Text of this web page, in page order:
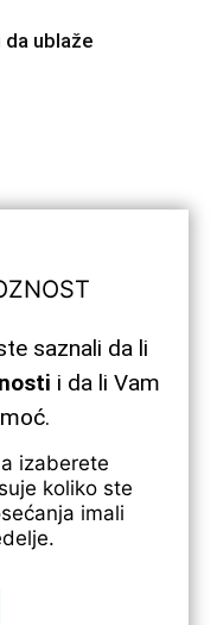
ublaže
saznali da li
i da li Vam
izaberete
koliko ste
imali